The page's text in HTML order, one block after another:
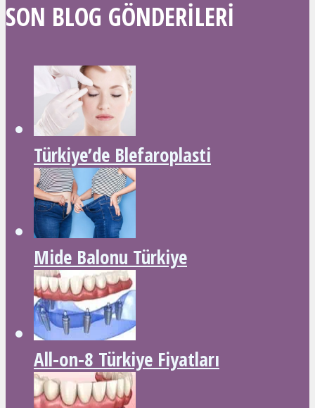
SON BLOG GÖNDERILERI
Türkiye’de Blefaroplasti
Mide Balonu Türkiye
All-on-8 Türkiye Fiyatları